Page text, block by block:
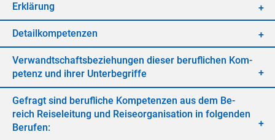
Er­klä­rung
De­tail­kom­pe­ten­zen
Ver­wandt­schafts­be­zie­hun­gen die­ser be­ruf­li­chen Kom­
pe­tenz und ih­rer Un­ter­be­grif­fe
Ge­fragt sind be­ruf­li­che Kom­pe­ten­zen aus dem Be­
reich Rei­se­lei­tung und Rei­se­or­ga­ni­sa­ti­on in fol­gen­den
Be­ru­fen: